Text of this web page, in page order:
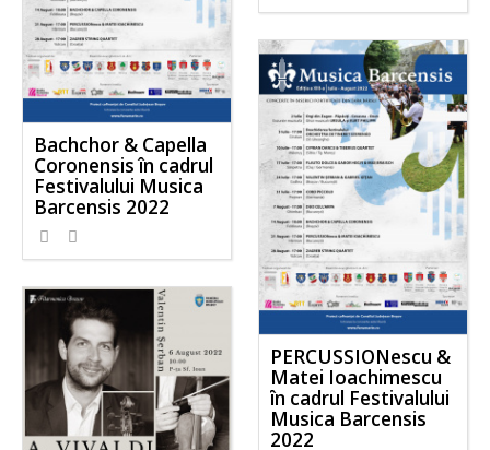
Bachchor & Capella
Coronensis în cadrul
Festivalului Musica
Barcensis 2022
694
PERCUSSIONescu &
Matei Ioachimescu
în cadrul Festivalului
Musica Barcensis
2022